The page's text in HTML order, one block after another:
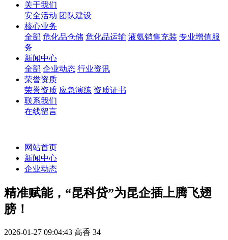
关于我们
安全活动 团队建设
核心业务
全部 危化品仓储 危化品运输 液氨销售充装 专业增值服
务
新闻中心
全部 企业动态 行业资讯
荣誉资质
荣誉资质 应急演练 资质证书
联系我们
在线留言
网站首页
新闻中心
企业动态
精准赋能，“昆科贷”为昆企插上腾飞翅
膀！
2026-01-27 09:04:43 高香 34